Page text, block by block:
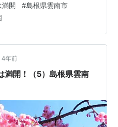
満開 #島根県雲南市
4年前
満開！（5）島根県雲南